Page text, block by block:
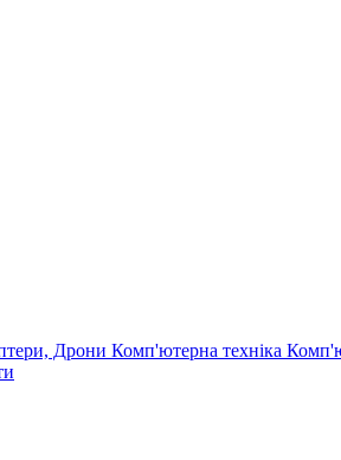
Дрони Комп'ютерна техніка